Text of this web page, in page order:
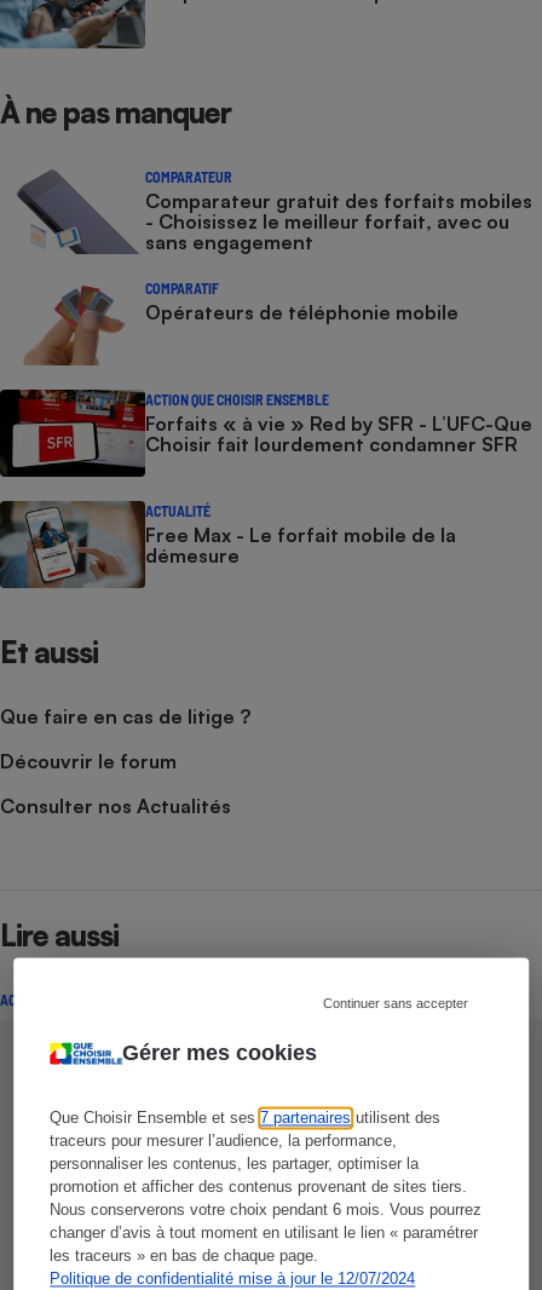
Gérer mes cookies
Que Choisir Ensemble et ses7 partenaires utilisent des
traceurs pour mesurer l’audience, la performance,
personnaliser les contenus, les partager, optimiser la
promotion et afficher des contenus provenant de sites tiers.
Nous conserverons votre choix pendant 6 mois. Vous pourrez
changer d’avis à tout moment en utilisant le lien « paramétrer
les traceurs » en bas de chaque page.
Politique de confidentialité mise à jour le 12/07/2024
Continuer sans accepter
À ne pas manquer
COMPARATEUR
Comparateur gratuit des forfaits mobiles
- Choisissez le meilleur forfait, avec ou
sans engagement
COMPARATIF
Opérateurs de téléphonie mobile
ACTION QUE CHOISIR ENSEMBLE
Forfaits « à vie » Red by SFR - L’UFC-Que
Choisir fait lourdement condamner SFR
ACTUALITÉ
Free Max - Le forfait mobile de la
démesure
Et aussi
Que faire en cas de litige ?
Découvrir le forum
Consulter nos Actualités
Lire aussi
ACTUALITÉ